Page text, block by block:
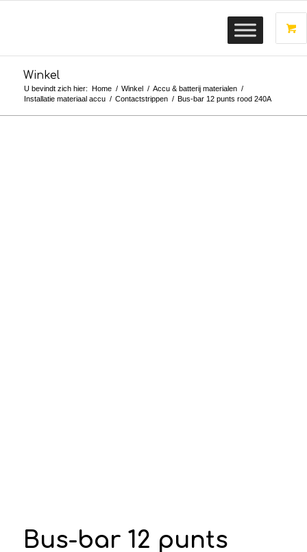
Winkel
U bevindt zich hier: Home / Winkel / Accu & batterij materialen /
Installatie materiaal accu / Contactstrippen / Bus-bar 12 punts rood 240A
Bus-bar 12 punts